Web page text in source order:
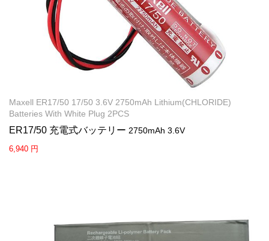
Maxell ER17/50 17/50 3.6V 2750mAh Lithium(CHLORIDE)
Batteries With White Plug 2PCS
ER17/50 充電式バッテリー 2750mAh 3.6V
6,940 円